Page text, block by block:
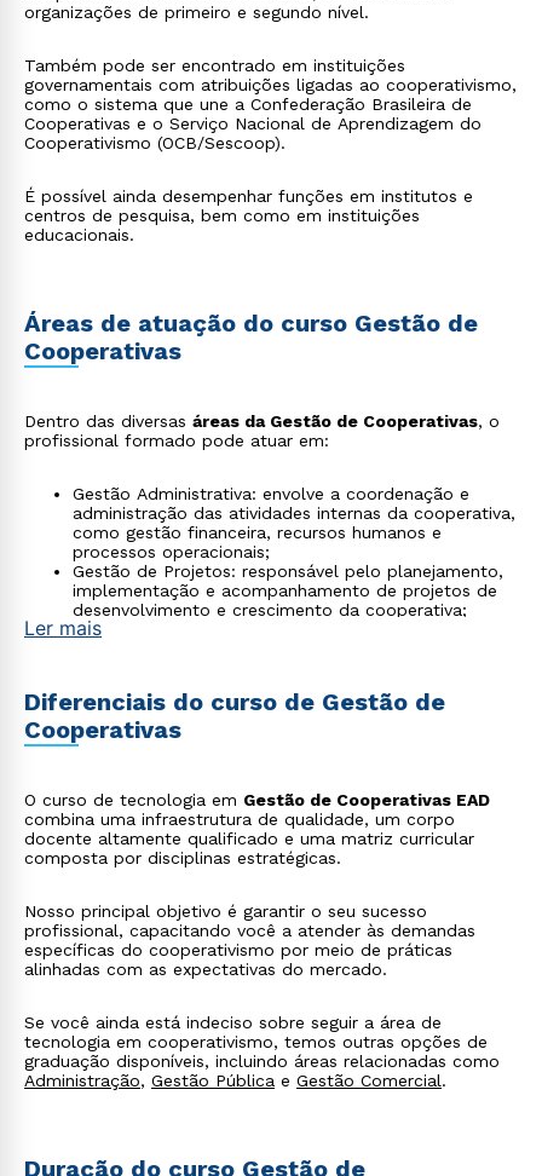
organizações de primeiro e segundo nível.
Também pode ser encontrado em instituições
governamentais com atribuições ligadas ao cooperativismo,
como o sistema que une a Confederação Brasileira de
Cooperativas e o Serviço Nacional de Aprendizagem do
Cooperativismo (OCB/Sescoop).
É possível ainda desempenhar funções em institutos e
centros de pesquisa, bem como em instituições
educacionais.
Áreas de atuação do curso Gestão de
Cooperativas
Dentro das diversas áreas da Gestão de Cooperativas, o
profissional formado pode atuar em:
Gestão Administrativa: envolve a coordenação e
administração das atividades internas da cooperativa,
como gestão financeira, recursos humanos e
processos operacionais;
Gestão de Projetos: responsável pelo planejamento,
implementação e acompanhamento de projetos de
desenvolvimento e crescimento da cooperativa;
Gestão de Marketing e Comunicação: focada em
Gestão de Recursos e Relações Institucionais:
abrange o gerenciamento dos recursos da
cooperativa, como patrimônio e investimentos, além
Ler mais
Diferenciais do curso de Gestão de
Cooperativas
O curso de tecnologia em Gestão de Cooperativas EAD
combina uma infraestrutura de qualidade, um corpo
docente altamente qualificado e uma matriz curricular
composta por disciplinas estratégicas.
Nosso principal objetivo é garantir o seu sucesso
profissional, capacitando você a atender às demandas
específicas do cooperativismo por meio de práticas
alinhadas com as expectativas do mercado.
Se você ainda está indeciso sobre seguir a área de
tecnologia em cooperativismo, temos outras opções de
graduação disponíveis, incluindo áreas relacionadas como
Administração, Gestão Pública e Gestão Comercial.
Duração do curso Gestão de
Rápido e fácil